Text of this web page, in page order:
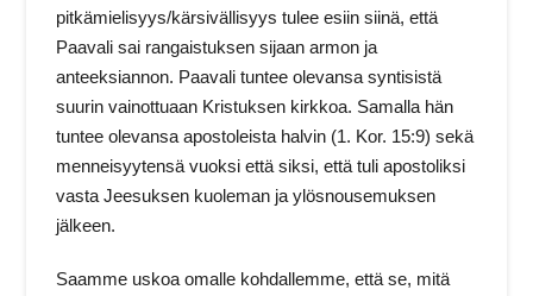
pitkämielisyys/kärsivällisyys tulee esiin siinä, että
Paavali sai rangaistuksen sijaan armon ja
anteeksiannon. Paavali tuntee olevansa syntisistä
suurin vainottuaan Kristuksen kirkkoa. Samalla hän
tuntee olevansa apostoleista halvin (1. Kor. 15:9) sekä
menneisyytensä vuoksi että siksi, että tuli apostoliksi
vasta Jeesuksen kuoleman ja ylösnousemuksen
jälkeen.
Saamme uskoa omalle kohdallemme, että se, mitä